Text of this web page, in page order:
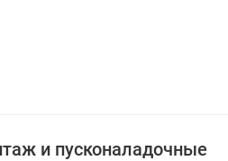
и пусконаладочные